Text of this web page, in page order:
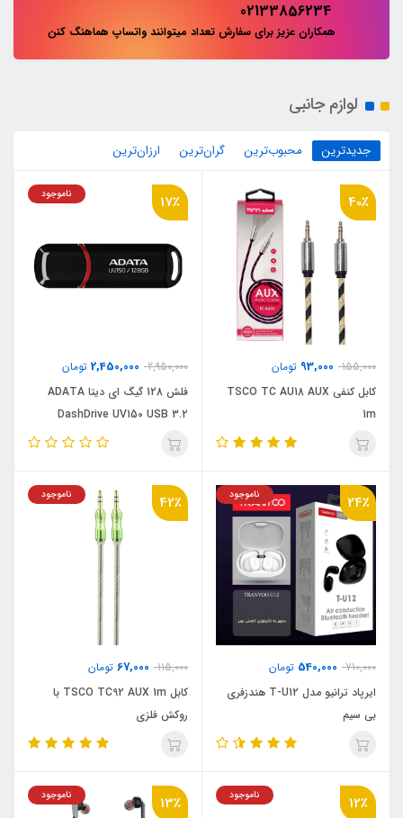
همکاران عزیز برای سفارش تعداد میتوانند واتساپ هماهنگ کنن
لوازم جانبی
جدیدترین محبوب‌ترین گران‌ترین ارزان‌ترین
40٪
155,000
93,000 تومان
کابل کنفی TSCO TC AU18 AUX
1m
17٪
2,950,000
2,450,000 تومان
ناموجود
فلش 128 گیگ ای دیتا ADATA
DashDrive UV150 USB 3.2
24٪
710,000
540,000 تومان
ناموجود
ایرپاد ترانیو مدل T-U12 هندزفری
بی سیم
42٪
115,000
67,000 تومان
ناموجود
کابل TSCO TC92 AUX 1m با
روکش فلزی
12٪ ناموجود 13٪ ناموجود